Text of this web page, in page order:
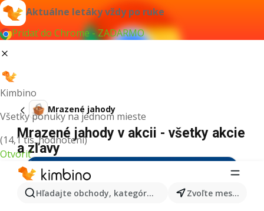
Aktuálne letáky vždy po ruke
Pridať do Chrome - ZADARMO
Kimbino
Všetky ponuky na jednom mieste
(14,1 tis. hodnotení)
Otvoriť
Hľadajte obchody, kategórie, produkty... Zvoľte mesto
Mrazené jahody
Mrazené jahody v akcii - všetky akcie
a zľavy